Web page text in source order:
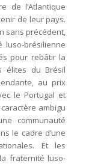
de l’Atlantique
de leur pays.
sans précédent,
luso-brésilienne
pour rebâtir la
élites du Brésil
au prix
le Portugal et
ambigu
communauté
le cadre d’une
Et les
fraternité luso-